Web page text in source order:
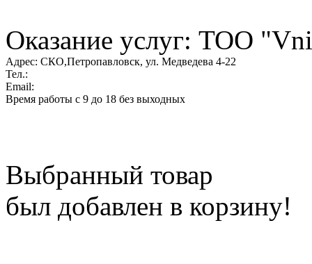
Оказание услуг: ТОО
Адрес: СКО,Петропавловск, ул. Медведева 4-22
Тел.:
Email:
Время работы с 9 до 18 без выходных
Выбранный товар
был добавлен в корзину!